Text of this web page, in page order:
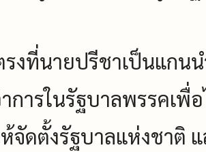
งที่นายปรีชาเป็นแกน
การในรัฐบาลพรรคเพื่
จัดตั้งรัฐบาลแห่งชาติ